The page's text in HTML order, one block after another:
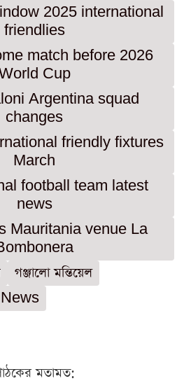
2025 international
friendlies
match before 2026
Cup
Argentina squad
changes
friendly fixtures
March
football team latest
news
Mauritania venue La
গঞ্জালো মন্তিয়েল
মতামত: